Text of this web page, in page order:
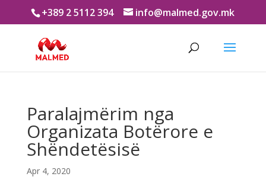
+389 2 5112 394 info@malmed.gov.mk
Paralajmërim nga
Organizata Botërore e
Shëndetësisë
Apr 4, 2020